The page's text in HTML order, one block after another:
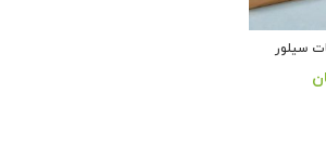
سیلور